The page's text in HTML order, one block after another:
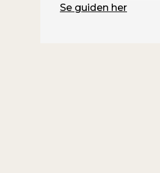
Se guiden her